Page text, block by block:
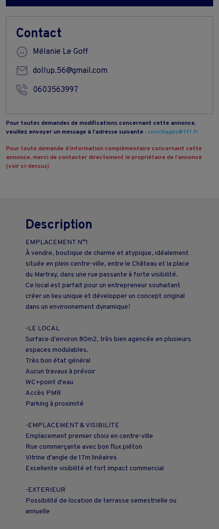
Contact
Mélanie Le Goff
dollup.56@gmail.com
0603563997
Pour toutes demandes de modifications concernant cette annonce,
veuillez envoyer un message à l’adresse suivante : sosvillages@tf1.fr
Pour toute demande d’information complémentaire concernant cette
annonce, merci de contacter directement le propriétaire de l’annonce
(voir ci-dessus)
Description
EMPLACEMENT N°1
À vendre, boutique de charme et atypique, idéalement
située en plein centre-ville, entre le Château et la place
du Martray, dans une rue passante à forte visibilité.
Ce local est parfait pour un entrepreneur souhaitant
créer un lieu unique et développer un concept original
dans un environnement dynamique!
-LE LOCAL
Surface d'environ 80m2, très bien agencée en plusieurs
espaces modulables.
Très bon état général
Aucun travaux à prévoir
WC+point d'eau
Accès PMR
Parking à proximité
-EMPLACEMENT & VISIBILITE
Emplacement premier choix en centre-ville
Rue commerçante avec bon flux piéton
Vitrine d'angle de 17m linéaires
Excellente visibilité et fort impact commercial
-EXTERIEUR
Possibilité de location de terrasse semestrielle ou
annuelle